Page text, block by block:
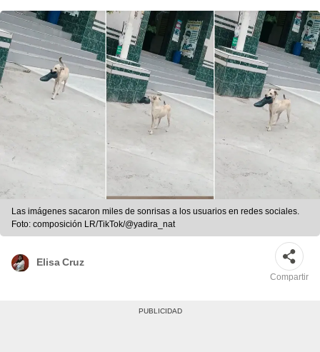
Las imágenes sacaron miles de sonrisas a los usuarios en redes sociales.
Foto: composición LR/TikTok/@yadira_nat
Elisa Cruz
Compartir